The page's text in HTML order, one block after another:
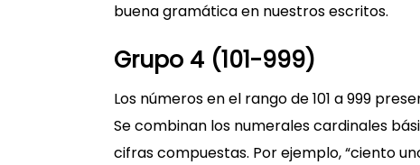
buena gramática en nuestros escritos.
Grupo 4 (101-999)
Los números en el rango de 101 a 999
Se combinan los numerales cardinales
cifras compuestas. Por ejemplo, “ciento